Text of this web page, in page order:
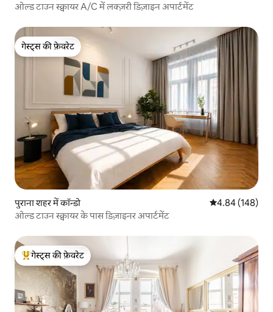
ओल्ड टाउन स्क्वायर A/C में लक्ज़री डिज़ाइन अपार्टमेंट
गेस्ट्स की फ़ेवरेट
गेस्ट्स की फ़ेवरेट
पुराना शहर में कॉन्डो औसत रेटिंग 5 में से
4.84 (148)
ओल्ड टाउन स्क्वायर के पास डिज़ाइनर अपार्टमेंट
गेस्ट्स का टॉप फ़ेवरेट
गेस्ट्स की फ़ेवरेट